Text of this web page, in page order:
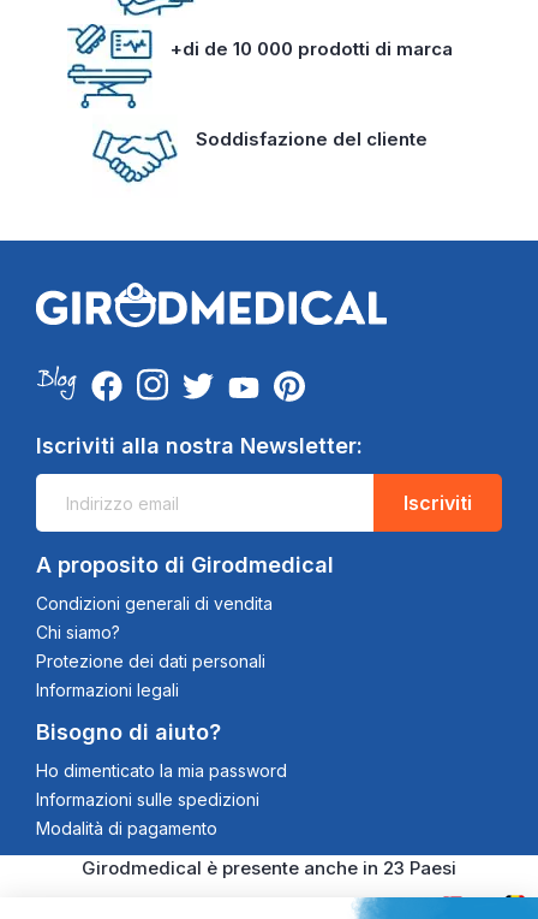
+di de 10 000 prodotti di marca
Soddisfazione del cliente
Iscriviti alla nostra Newsletter:
Iscriviti
A proposito di Girodmedical
Condizioni generali di vendita
Chi siamo?
Protezione dei dati personali
Informazioni legali
Bisogno di aiuto?
Ho dimenticato la mia password
Informazioni sulle spedizioni
Modalità di pagamento
Girodmedical è presente anche in 23 Paesi